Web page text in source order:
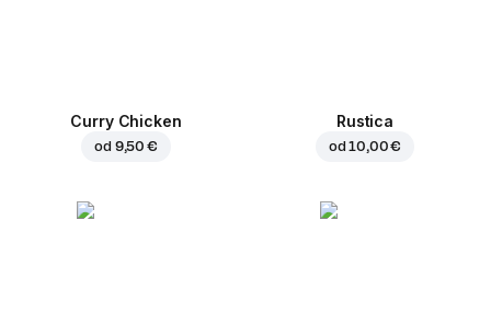
Curry Chicken
od 9,50 €
Rustica
od10,00 €